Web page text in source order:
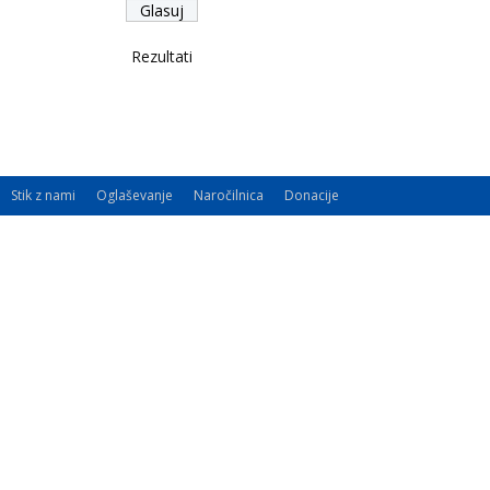
Rezultati
Stik z nami Oglaševanje Naročilnica Donacije